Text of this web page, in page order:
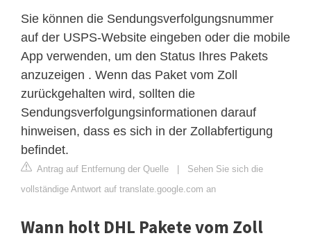
Sie können die Sendungsverfolgungsnummer
auf der USPS-Website eingeben oder die mobile
App verwenden, um den Status Ihres Pakets
anzuzeigen . Wenn das Paket vom Zoll
zurückgehalten wird, sollten die
Sendungsverfolgungsinformationen darauf
hinweisen, dass es sich in der Zollabfertigung
befindet.
Antrag auf Entfernung der Quelle | Sehen Sie sich die
vollständige Antwort auf translate.google.com an
Wann holt DHL Pakete vom Zoll